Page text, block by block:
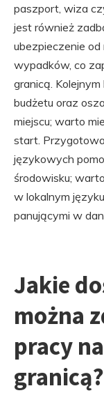
paszport, wiza
jest również
ubezpieczenie
wypadków, co
granicą.
budżetu oraz
miejscu; warto
start.
językowych
środowisku;
w lokalnym
panującymi w
Jakie
można
pracy
granicą?